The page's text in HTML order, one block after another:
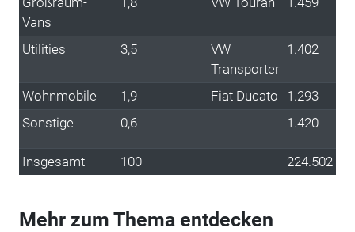
Vans
Utilities 3,5
VW
Transporter
1.402
Wohnmobile 1,9 Fiat Ducato
1.293
Sonstige
0,6 1.420
Insgesamt 100 224.502
Mehr zum Thema entdecken